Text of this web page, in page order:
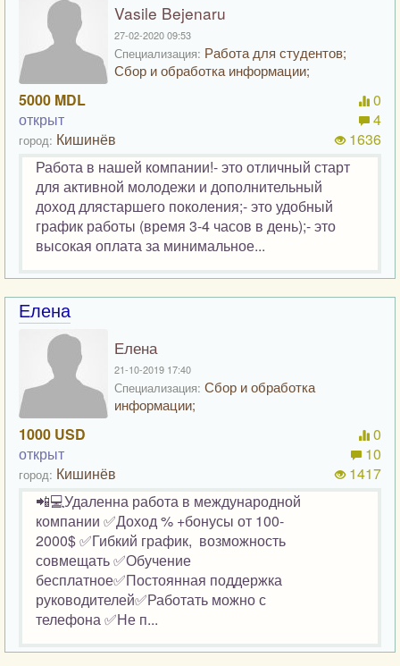
Vasile Bejenaru
27-02-2020 09:53
Специализация: Работа для студентов;
Сбор и обработка информации;
5000 MDL
открыт
город: Кишинёв
0
4
1636
Работа в нашей компании!- это отличный старт
для активной молодежи и дополнительный
доход длястаршего поколения;- это удобный
график работы (время 3-4 часов в день);- это
высокая оплата за минимальное...
Елена
Елена
21-10-2019 17:40
Специализация: Сбор и обработка
информации;
1000 USD
открыт
город: Кишинёв
0
10
1417
📲💻Удаленна работа в международной
компании ✅Доход % +бонусы от 100-
2000$ ✅Гибкий график, возможность
совмещать ✅Обучение
бесплатное✅Постоянная поддержка
руководителей✅Работать можно с
телефона ✅Не п...